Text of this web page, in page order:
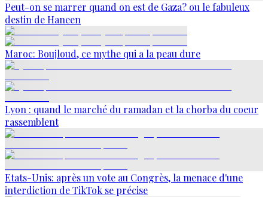
Peut-on se marrer quand on est de Gaza? ou le fabuleux
destin de Haneen
Maroc: Boujloud, ce mythe qui a la peau dure
Lyon : quand le marché du ramadan et la chorba du coeur
rassemblent
Etats-Unis: après un vote au Congrès, la menace d'une
interdiction de TikTok se précise